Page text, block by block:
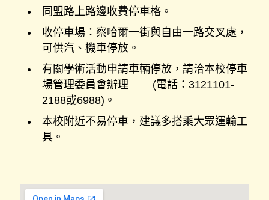
同盟路上路邊收費停車格。
收停車場：察哈爾一街與自由一路交叉處，
可供汽、機車停放。
有關學術活動申請車輛停放，請洽本校停車
場管理委員會辦理 (電話：3121101-
2188或6988)。
本校附近不易停車，建議多搭乘大眾運輸工
具。